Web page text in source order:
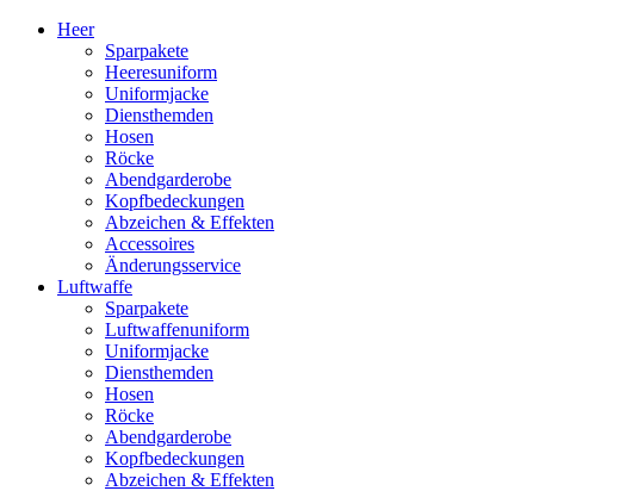
Heer
Sparpakete
Heeresuniform
Uniformjacke
Diensthemden
Hosen
Röcke
Abendgarderobe
Kopfbedeckungen
Abzeichen & Effekten
Accessoires
Änderungsservice
Luftwaffe
Sparpakete
Luftwaffenuniform
Uniformjacke
Diensthemden
Hosen
Röcke
Abendgarderobe
Kopfbedeckungen
Abzeichen & Effekten